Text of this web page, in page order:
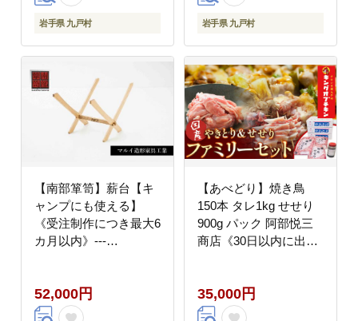
岩手県 九戸村 岩手県 九戸村
【南部箪笥】薪台【キ
ャンプにも使える】
《受注制作につき最大6
カ月以内》---
52,000円
【あべどり】焼き鳥
150本 タレ1kg せせり
900g パック 阿部悦三
商店《30日以内に出荷
--
35,000円